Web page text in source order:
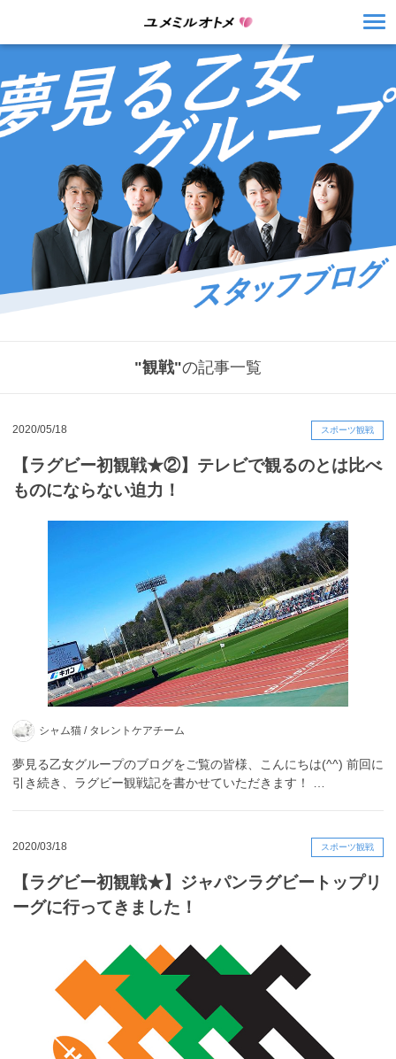
"観戦"の記事一覧
2020/05/18 スポーツ観戦
【ラグビー初観戦★②】テレビで観るのとは比べ
ものにならない迫力！
シャム猫 / タレントケアチーム
夢見る乙女グループのブログをご覧の皆様、こんにちは(^^) 前回に
引き続き、ラグビー観戦記を書かせていただきます！ …
2020/03/18 スポーツ観戦
【ラグビー初観戦★】ジャパンラグビートップリ
ーグに行ってきました！